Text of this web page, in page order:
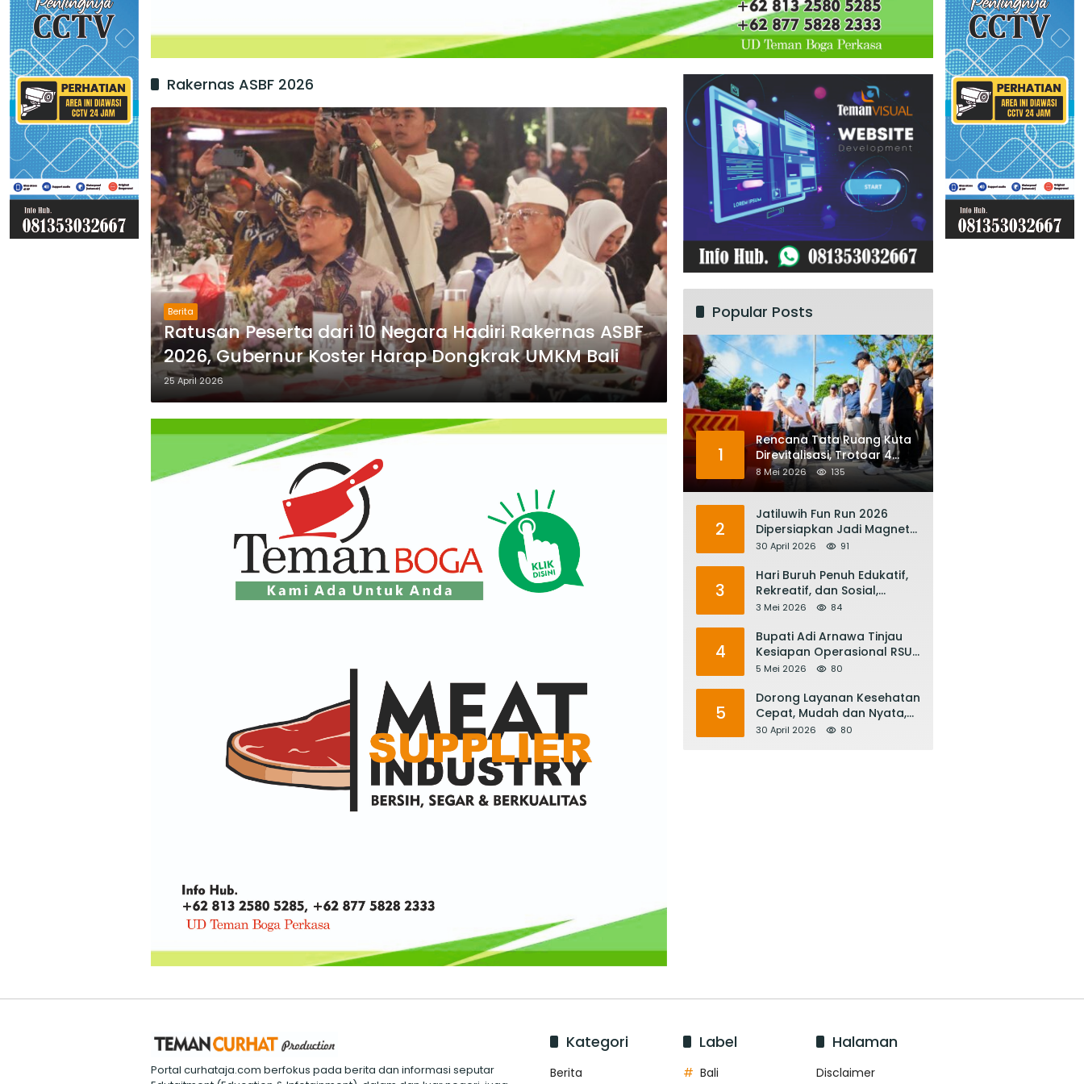
Rakernas ASBF 2026
Berita
Ratusan Peserta dari 10 Negara Hadiri Rakernas ASBF
2026, Gubernur Koster Harap Dongkrak UMKM Bali
25 April 2026
Popular Posts
1
Rencana Tata Ruang Kuta
Direvitalisasi, Trotoar 4
Meter dan Integrasi
Transportasi Listrik
8 Mei 2026 135
2
Jatiluwih Fun Run 2026
Dipersiapkan Jadi Magnet
Pariwisata Internasional,
Pariwisata Bali
30 April 2026 91
3
Hari Buruh Penuh Edukatif,
Rekreatif, dan Sosial,
Gubernur Koster: Matur
Mesin Ekonomi Bali
3 Mei 2026 84
4
Bupati Adi Arnawa Tinjau
Kesiapan Operasional RSUD
Giri Asih, Harapkan Jadi RS
5 Mei 2026 80
5
Dorong Layanan Kesehatan
Cepat, Mudah dan Nyata,
Bupati Adi Arnawa Evaluasi
30 April 2026 80
Portal curhataja.com berfokus pada berita dan informasi seputar
Kategori
Berita
Label
Bali
Halaman
Disclaimer